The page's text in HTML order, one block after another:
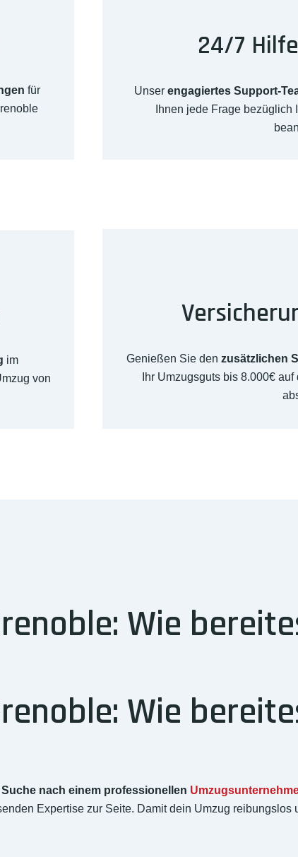
für
24/7
Unser engagiertes Support-
Ihnen jede Frage
im
von
Genießen Sie den zusätzlichen
Ihr Umzugsguts bis 8.000€
Wie
Wie
nach einem professionellen
Expertise zur Seite. Damit dein Umzug reibungslos